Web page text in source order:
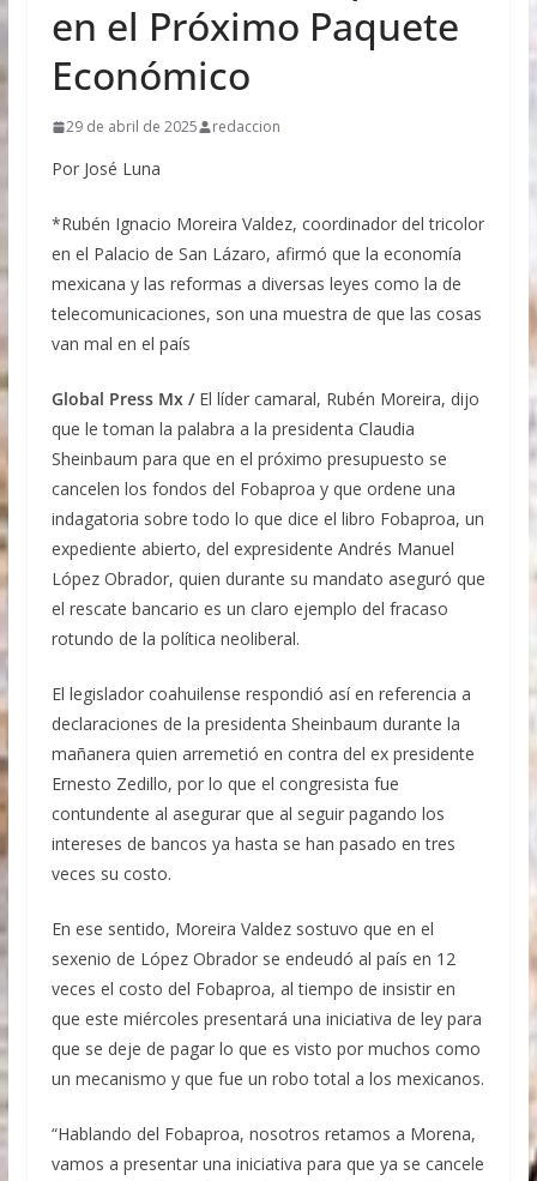
253 millones de litros a 4 mil 285 millones de
litros. Estos resultados reflejan la capacidad
productiva —en particular de las y los
productores mexicanos de cereales malteados
inocuidad de la agroindustria mexicana y el
estatales para fortalecer la competitividad y
en los mercados internacionales. La Secretaría de
Agricultura y Desarrollo Rural, encabezada por
Columba Jazmín López Gutiérrez, refrenda su
compromiso de impulsar programas y proyectos
que fortalezcan la productividad, la innovación y
la competitividad de la cadena productiva de
economía familiar y nacional
Aprueba Comisión Permanente conmemorar con
timbre postal ocho décadas de diplomacia con la
República Libanesa
Fracking, solo si hay pleno respeto al medio
ambiente y estricto apego a la legislación: López
Rabadán
Ex gobernador Ángel Aguirre ordenó destruir
videos clave del caso Ayotzinapa
en el Próximo Paquete
Económico
29 de abril de 2025 redaccion
Por José Luna
*Rubén Ignacio Moreira Valdez, coordinador del tricolor
en el Palacio de San Lázaro, afirmó que la economía
mexicana y las reformas a diversas leyes como la de
telecomunicaciones, son una muestra de que las cosas
van mal en el país
Global Press Mx / El líder camaral, Rubén Moreira, dijo
que le toman la palabra a la presidenta Claudia
Sheinbaum para que en el próximo presupuesto se
cancelen los fondos del Fobaproa y que ordene una
indagatoria sobre todo lo que dice el libro Fobaproa, un
expediente abierto, del expresidente Andrés Manuel
López Obrador, quien durante su mandato aseguró que
el rescate bancario es un claro ejemplo del fracaso
rotundo de la política neoliberal.
El legislador coahuilense respondió así en referencia a
declaraciones de la presidenta Sheinbaum durante la
mañanera quien arremetió en contra del ex presidente
Ernesto Zedillo, por lo que el congresista fue
contundente al asegurar que al seguir pagando los
intereses de bancos ya hasta se han pasado en tres
veces su costo.
En ese sentido, Moreira Valdez sostuvo que en el
sexenio de López Obrador se endeudó al país en 12
veces el costo del Fobaproa, al tiempo de insistir en
que este miércoles presentará una iniciativa de ley para
que se deje de pagar lo que es visto por muchos como
un mecanismo y que fue un robo total a los mexicanos.
“Hablando del Fobaproa, nosotros retamos a Morena,
vamos a presentar una iniciativa para que ya se cancele